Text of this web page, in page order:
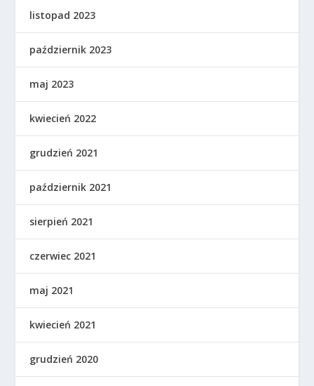
listopad 2023
październik 2023
maj 2023
kwiecień 2022
grudzień 2021
październik 2021
sierpień 2021
czerwiec 2021
maj 2021
kwiecień 2021
grudzień 2020